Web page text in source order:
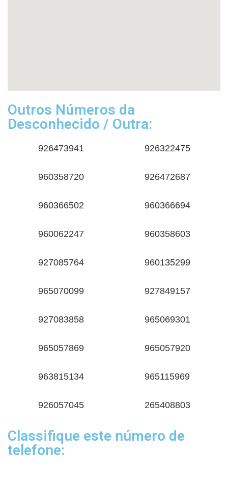
Outros Números da
Desconhecido / Outra:
926473941 926322475
960358720 926472687
960366502 960366694
960062247 960358603
927085764 960135299
965070099 927849157
927083858 965069301
965057869 965057920
963815134 965115969
926057045 265408803
Classifique este número de
telefone: